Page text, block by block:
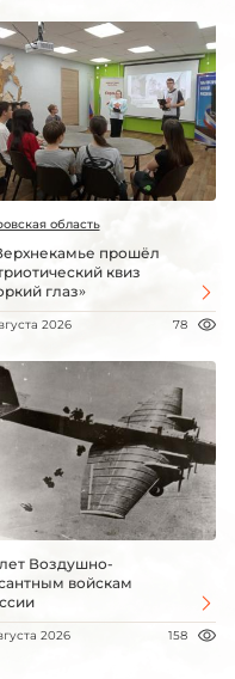
область
прошёл
квиз
глаз»
2026 78
Воздушно-
войскам
2026 158